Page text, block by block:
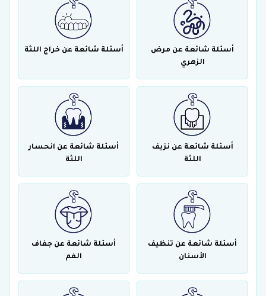
أسئلة شائعة عن مرض
الزهري
أسئلة شائعة عن خراج اللثة
أسئلة شائعة عن نزيف
اللثة
أسئلة شائعة عن انحسار
اللثة
أسئلة شائعة عن تنظيف
الأسنان
أسئلة شائعة عن جفاف
الفم